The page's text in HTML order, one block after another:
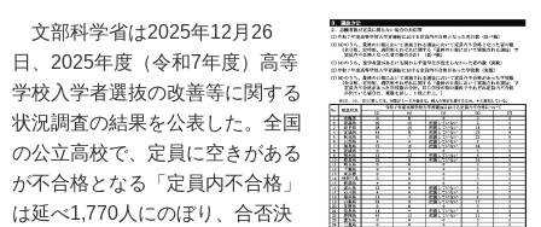
文部科学省は2025年12月26
日、2025年度（令和7年度）高等
学校入学者選抜の改善等に関する
状況調査の結果を公表した。全国
の公立高校で、定員に空きがある
が不合格となる「定員内不合格」
は延べ1,770人にのぼり、合否決